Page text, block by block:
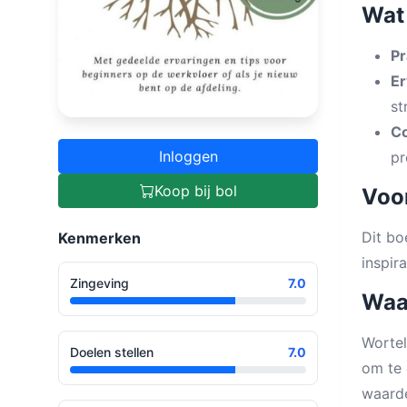
Inloggen
Koop bij bol
Kenmerken
Zingeving 7.0
Doelen stellen 7.0
Dit
om te